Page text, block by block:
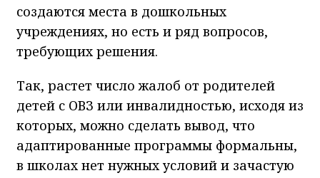
создаются места в дошкольных
учреждениях, но есть и ряд вопросов,
требующих решения.
Так, растет число жалоб от родителей
детей с ОВЗ или инвалидностью, исходя из
которых, можно сделать вывод, что
адаптированные программы формальны,
в школах нет нужных условий и зачастую